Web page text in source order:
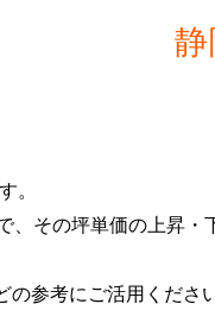
。
、その坪単価の上昇・
参考にご活用ください